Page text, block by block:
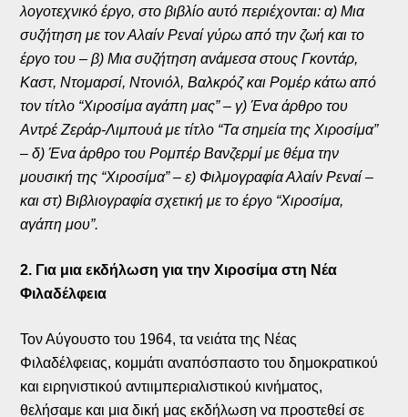
λογοτεχνικό έργο, στο βιβλίο αυτό περιέχονται: α) Μια
συζήτηση με τον Αλαίν Ρεναί γύρω από την ζωή και το
έργο του – β) Μια συζήτηση ανάμεσα στους Γκοντάρ,
Καστ, Ντομαρσί, Ντονιόλ, Βαλκρόζ και Ρομέρ κάτω από
τον τίτλο “Χιροσίμα αγάπη μας” – γ) Ένα άρθρο του
Αντρέ Ζεράρ-Λιμπουά με τίτλο “Τα σημεία της Χιροσίμα”
– δ) Ένα άρθρο του Ρομπέρ Βανζερμί με θέμα την
μουσική της “Χιροσίμα” – ε) Φιλμογραφία Αλαίν Ρεναί –
και στ) Βιβλιογραφία σχετική με το έργο “Χιροσίμα,
αγάπη μου”.
2. Για μια εκδήλωση για την Χιροσίμα στη Νέα
Φιλαδέλφεια
Τον Αύγουστο του 1964, τα νειάτα της Νέας
Φιλαδέλφειας, κομμάτι αναπόσπαστο του δημοκρατικού
και ειρηνιστικού αντιιμπεριαλιστικού κινήματος,
θελήσαμε και μια δική μας εκδήλωση να προστεθεί σε